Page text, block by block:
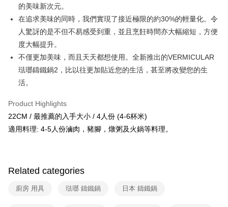
NT$100/order | Free shipping on orders of NT$999 or more
付款後門市自取
Free shipping
的美味新次元。
在追求美味的同時，我們實現了接近極限的約30%的輕量化。令
人驚訝的是不但不易感受到重，並且烹飪時間亦大幅縮短，方便
度大幅提升。
不僅更加美味，而且天天都想使用。全新推出的VERMICULAR
琺瑯鑄鐵鍋2，比以往更加貼近您的生活，甚至將改變您的生
活。
Product Highlights
22CM / 最推薦的入手大小 / 4人份 (4-6杯米)
適用料理: 4-5人份滷肉，豬腳，燉粥及火鍋等料理。
Related categories
廚房 用具 琺瑯 鑄鐵鍋 日本 鑄鐵鍋